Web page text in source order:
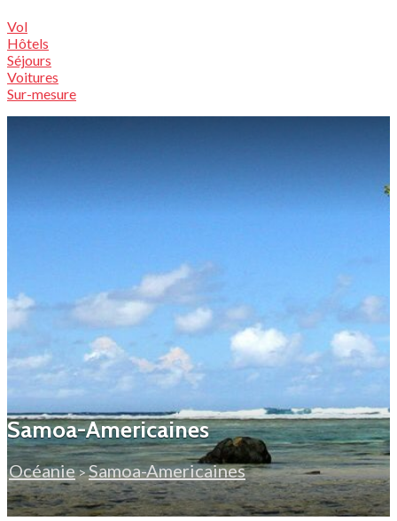
Vol
Hôtels
Séjours
Voitures
Sur-mesure
Samoa-Americaines
Océanie>Samoa-Americaines